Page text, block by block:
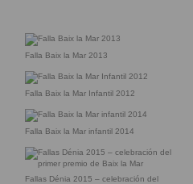
Falla Baix la Mar 2013
Falla Baix la Mar Infantil 2012
Falla Baix la Mar infantil 2014
Fallas Dénia 2015 – celebración del